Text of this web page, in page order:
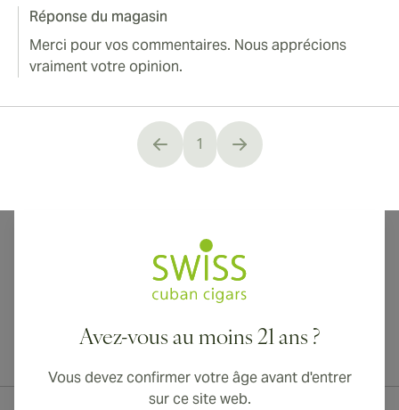
Réponse du magasin
Merci pour vos commentaires. Nous apprécions
vraiment votre opinion.
You're currently reading page
1
Avez-vous au moins 21 ans ?
Vous devez confirmer votre âge avant d'entrer
sur ce site web.
Livraison internationale disponible vers le Canada, le Royaume-Uni